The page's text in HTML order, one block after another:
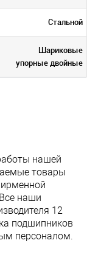
Стальной
Шариковые
упорные двойные
нашей
товары
наши
12
подшипников
персоналом.